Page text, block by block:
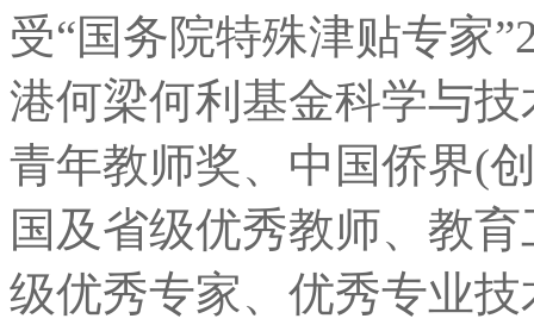
受“国务院特殊津贴专家
港何梁何利基金科学与
青年教师奖、中国侨界(
国及省级优秀教师、教
级优秀专家、优秀专业